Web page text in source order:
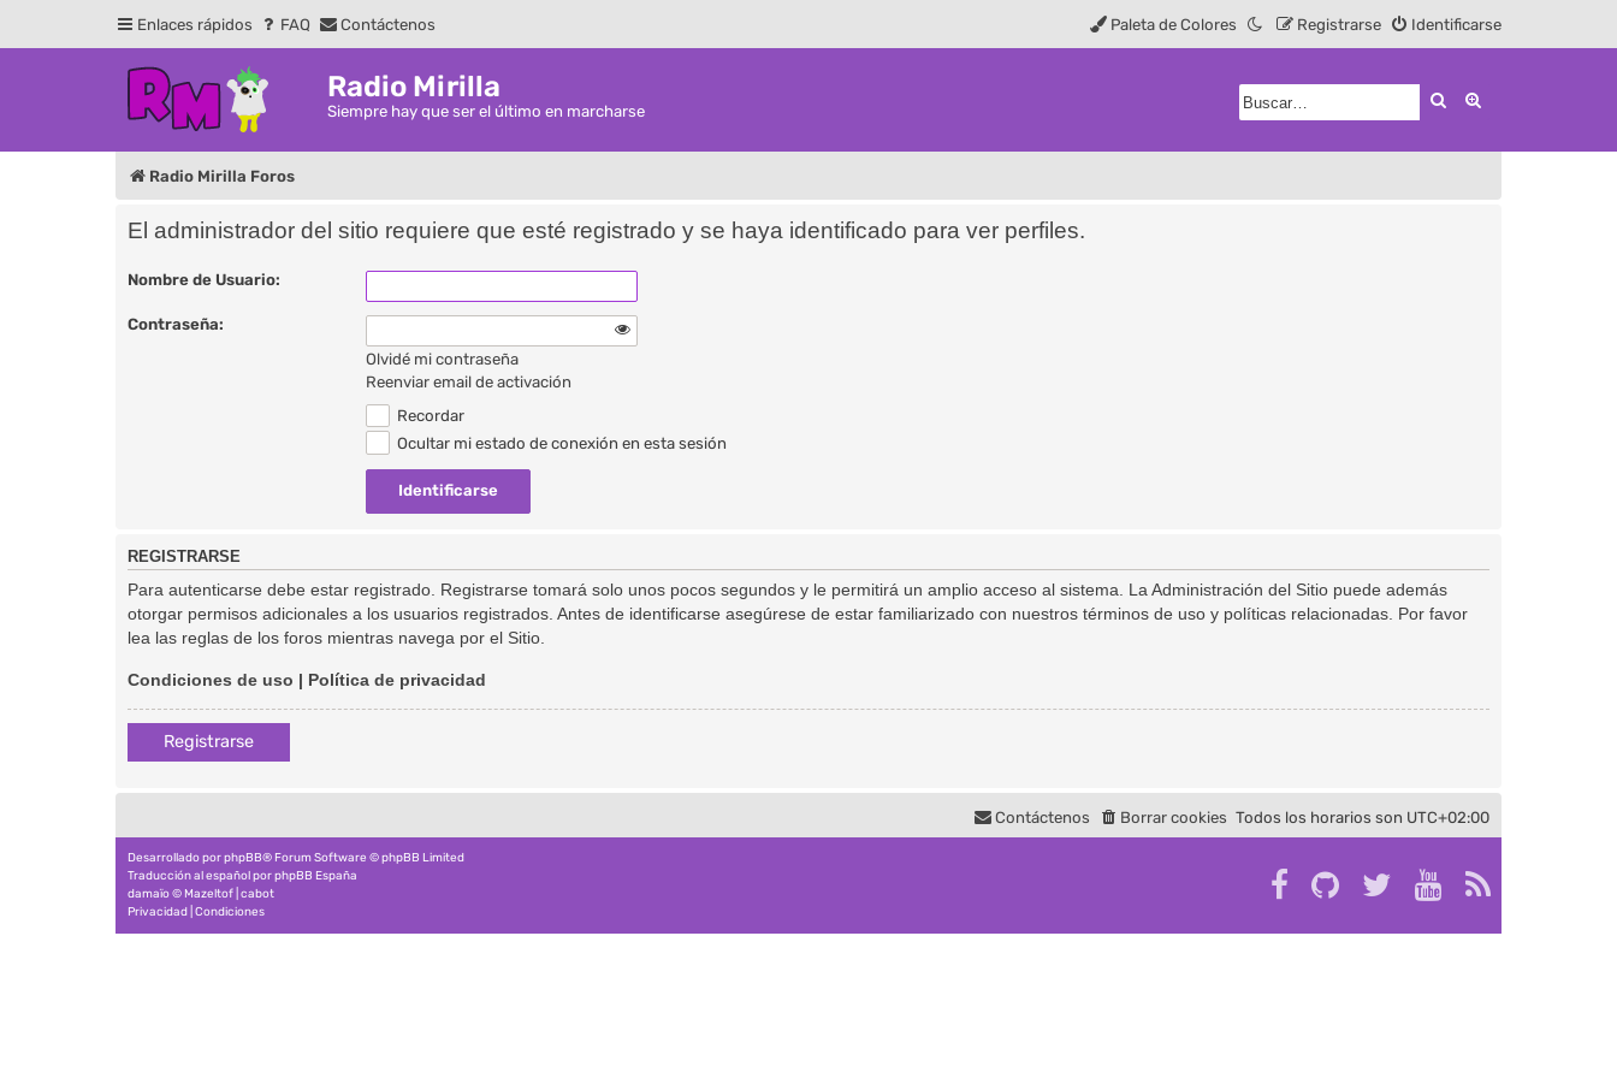
Enlaces rápidos FAQ Contáctenos Identificarse
Registrarse
Paleta de Colores
Radio Mirilla
Siempre hay que ser el último en marcharse
Buscar
Radio Mirilla Foros
El administrador del sitio requiere que esté registrado y se haya identificado para ver perfiles.
Nombre de Usuario:
Contraseña:
Olvidé mi contraseña
Reenviar email de activación
Recordar
Ocultar mi estado de conexión en esta sesión
REGISTRARSE
Para autenticarse debe estar registrado. Registrarse tomará solo unos pocos segundos y le permitirá un amplio acceso al sistema. La Administración del Sitio puede además
otorgar permisos adicionales a los usuarios registrados. Antes de identificarse asegúrese de estar familiarizado con nuestros términos de uso y políticas relacionadas. Por favor
lea las reglas de los foros mientras navega por el Sitio.
Condiciones de uso | Política de privacidad
Registrarse
Todos los horarios son UTC+02:00
Borrar cookies
Contáctenos
Desarrollado porphpBB® Forum Software © phpBB Limited
Traducción al español porphpBB España
damaïo © Mazeltof cabot
Privacidad Condiciones